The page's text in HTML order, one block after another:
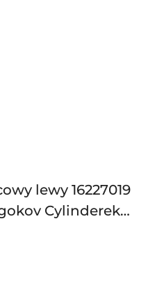
lewy 16227019
Cylinderek